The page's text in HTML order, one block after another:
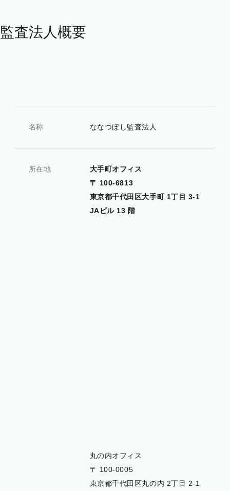
監査法人概要
名称 ななつぼし監査法人
所在地
大手町オフィス
〒 100-6813
東京都千代田区大手町 1丁目 3-1
JAビル 13 階
丸の内オフィス
〒 100-0005
東京都千代田区丸の内 2丁目 2-1